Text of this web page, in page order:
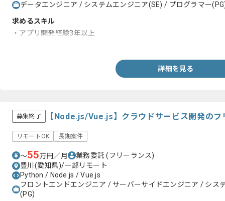
データエンジニア / システムエンジニア(SE) / プログラマー
求めるスキル
・アプリ開発経験3年以上
詳細を見る
募集終了 【Node.js/Vue.js】クラウドサービス開発の
リモートOK 長期案件
〜55万円／月 業務委託(フリーランス)
豊川(愛知県)/一部リモート
Python / Node.js / Vue.js
フロントエンドエンジニア / サーバーサイドエンジニア / シス
(PG)